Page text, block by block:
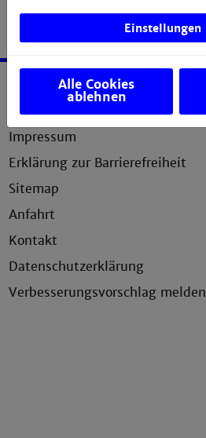
Impressum
Erklärung zur Barrierefreiheit
Sitemap
Anfahrt
Kontakt
Datenschutzerklärung
Verbesserungsvorschlag melden
Einstellungen
Alle Cookies
ablehnen